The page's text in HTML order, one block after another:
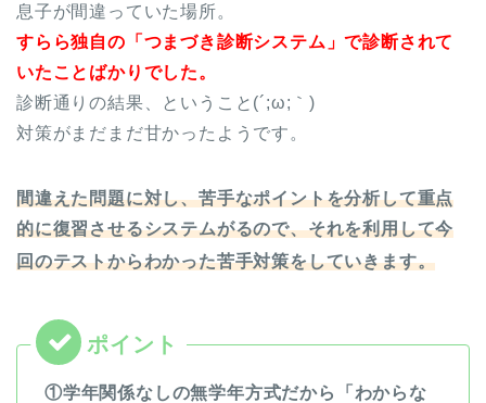
息子が間違っていた場所。
すらら独自の「つまづき診断システム」で診断されて
いたことばかりでした。
診断通りの結果、ということ(´;ω;｀)
対策がまだまだ甘かったようです。
間違えた問題に対し、苦手なポイントを分析して重点
的に復習させるシステムがるので、それを利用して今
回のテストからわかった苦手対策をしていきます。
①学年関係なしの無学年方式だから「わからな